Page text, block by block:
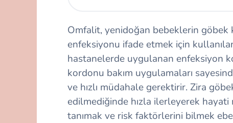
Omfalit, yenidoğan bebeklerin
enfeksiyonu ifade etmek için
hastanelerde uygulanan enfeksiyon
kordonu bakım uygulamaları
ve hızlı müdahale gerektirir. Zira
edilmediğinde hızla ilerleyerek
tanımak ve risk faktörlerini bilmek